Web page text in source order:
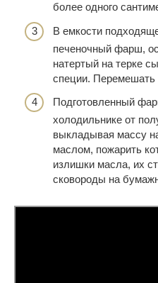
более одного
В емкости
печеночный фарш,
натертый на терке
специи. Перемешать
Подготовленный
холодильнике от
выкладывая массу
маслом, пожарить
излишки масла, их
сковороды на